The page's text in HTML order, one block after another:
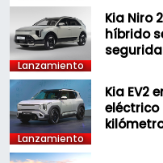
Lanzamiento
Kia Niro
híbrido
Lanzamiento
Kia EV2
eléctrico